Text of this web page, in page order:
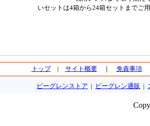
いセットは4箱から24箱セットまでご
トップ| サイト概要｜ 免責事項
ビーグレンストア ビーグレン通販